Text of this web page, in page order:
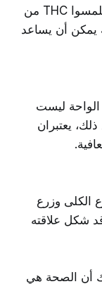
والثمانينيات من العمر يأتون إلى هنا ولم يلمسوا THC من
يمكن أن يساعد
ليست
يعتبران
الكلى وزرع
شكل علاقته
أن الصحة هي